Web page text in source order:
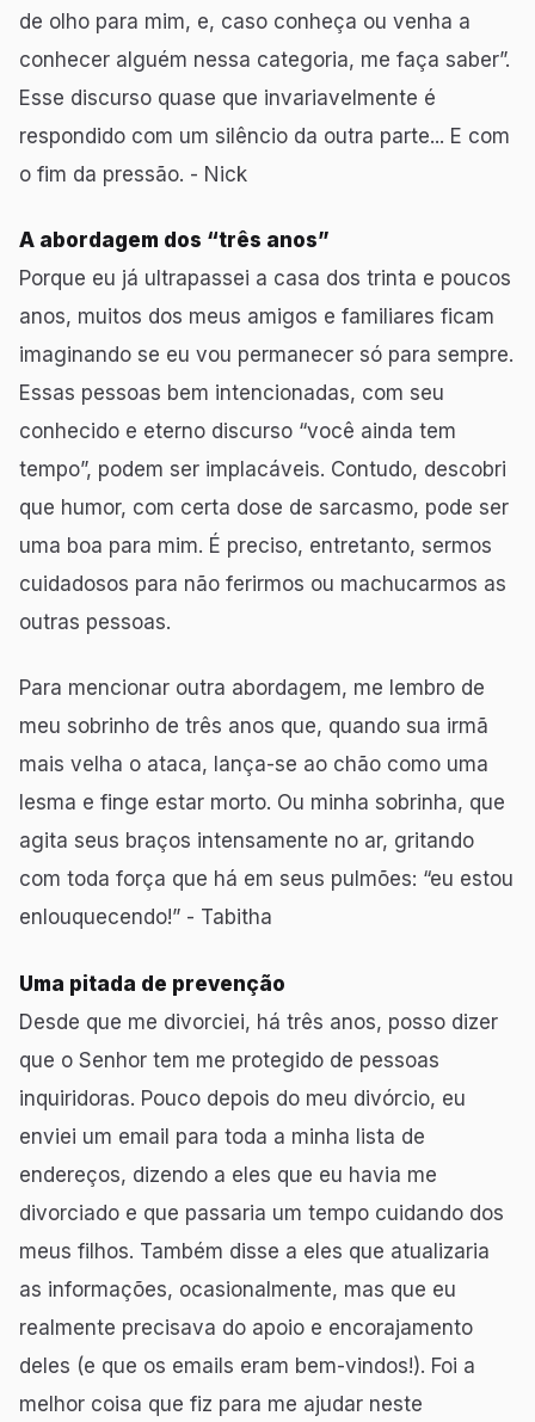
de olho para mim, e, caso conheça ou venha a
conhecer alguém nessa categoria, me faça saber”.
Esse discurso quase que invariavelmente é
respondido com um silêncio da outra parte... E com
o fim da pressão. - Nick
A abordagem dos “três anos”
Porque eu já ultrapassei a casa dos trinta e poucos
anos, muitos dos meus amigos e familiares ficam
imaginando se eu vou permanecer só para sempre.
Essas pessoas bem intencionadas, com seu
conhecido e eterno discurso “você ainda tem
tempo”, podem ser implacáveis. Contudo, descobri
que humor, com certa dose de sarcasmo, pode ser
uma boa para mim. É preciso, entretanto, sermos
cuidadosos para não ferirmos ou machucarmos as
outras pessoas.
Para mencionar outra abordagem, me lembro de
meu sobrinho de três anos que, quando sua irmã
mais velha o ataca, lança-se ao chão como uma
lesma e finge estar morto. Ou minha sobrinha, que
agita seus braços intensamente no ar, gritando
com toda força que há em seus pulmões: “eu estou
enlouquecendo!” - Tabitha
Uma pitada de prevenção
Desde que me divorciei, há três anos, posso dizer
que o Senhor tem me protegido de pessoas
inquiridoras. Pouco depois do meu divórcio, eu
enviei um email para toda a minha lista de
endereços, dizendo a eles que eu havia me
divorciado e que passaria um tempo cuidando dos
meus filhos. Também disse a eles que atualizaria
as informações, ocasionalmente, mas que eu
realmente precisava do apoio e encorajamento
deles (e que os emails eram bem-vindos!). Foi a
melhor coisa que fiz para me ajudar neste